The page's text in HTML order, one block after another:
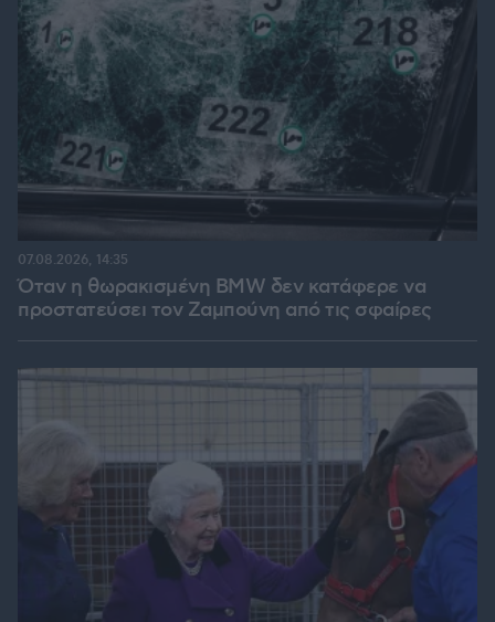
Όταν η θωρακισμένη BMW δεν κατάφερε να
προστατεύσει τον Ζαμπούνη από τις σφαίρες
07.08.2026, 14:35